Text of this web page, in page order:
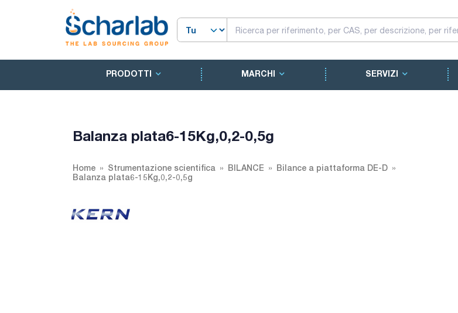
PRODOTTI MARCHI SERVIZI
Balanza plata6-15Kg,0,2-0,5g
Home Strumentazione scientifica BILANCE
Bilance a piattaforma DE-D
Balanza plata6-15Kg,0,2-0,5g